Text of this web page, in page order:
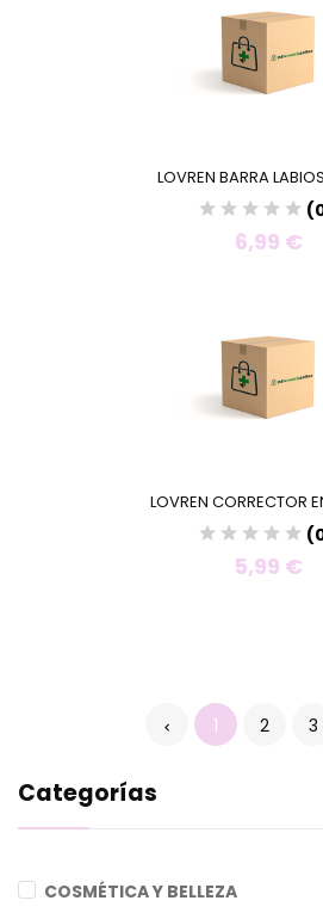
Categorías
COSMÉTICA Y BELLEZA
LOVREN BARRA
6,99 €
LOVREN CORRECTOR
5,99 €
1 2 3